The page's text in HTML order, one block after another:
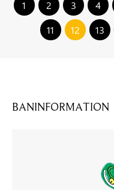
1 2 3 4
11
12 13
BANINFORMATION